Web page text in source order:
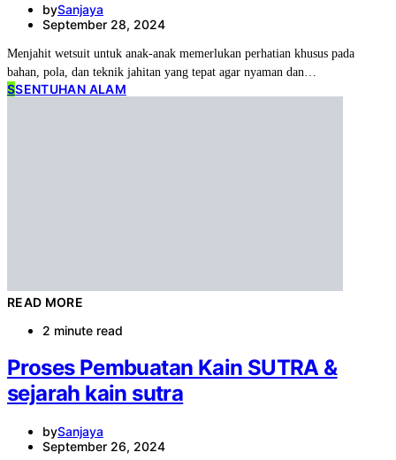
bySanjaya
September 28, 2024
Menjahit wetsuit untuk anak-anak memerlukan perhatian khusus pada
bahan, pola, dan teknik jahitan yang tepat agar nyaman dan…
SSENTUHAN ALAM
READ MORE
2 minute read
Proses Pembuatan Kain SUTRA &
sejarah kain sutra
bySanjaya
September 26, 2024